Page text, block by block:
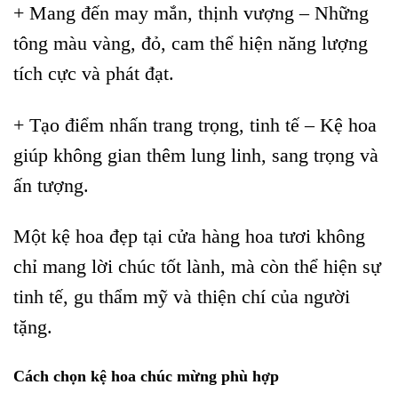
+ Mang đến may mắn, thịnh vượng – Những
tông màu vàng, đỏ, cam thể hiện năng lượng
tích cực và phát đạt.
+ Tạo điểm nhấn trang trọng, tinh tế – Kệ hoa
giúp không gian thêm lung linh, sang trọng và
ấn tượng.
Một kệ hoa đẹp tại cửa hàng hoa tươi không
chỉ mang lời chúc tốt lành, mà còn thể hiện sự
tinh tế, gu thẩm mỹ và thiện chí của người
tặng.
Cách chọn kệ hoa chúc mừng phù hợp